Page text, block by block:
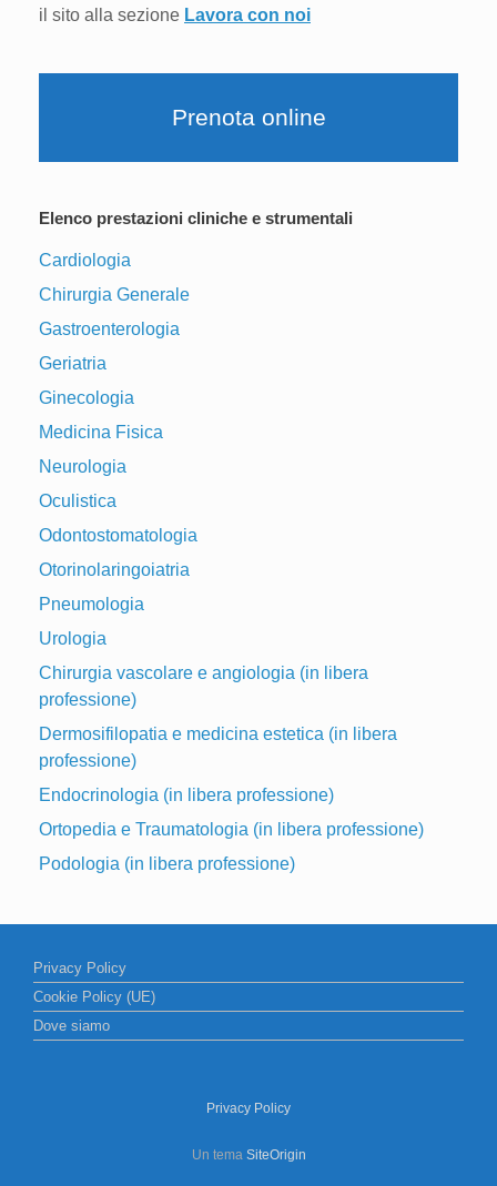
il sito alla sezione Lavora con noi
Prenota online
Elenco prestazioni cliniche e strumentali
Cardiologia
Chirurgia Generale
Gastroenterologia
Geriatria
Ginecologia
Medicina Fisica
Neurologia
Oculistica
Odontostomatologia
Otorinolaringoiatria
Pneumologia
Urologia
Chirurgia vascolare e angiologia (in libera
professione)
Dermosifilopatia e medicina estetica (in libera
professione)
Endocrinologia (in libera professione)
Ortopedia e Traumatologia (in libera professione)
Podologia (in libera professione)
Privacy Policy
Cookie Policy (UE)
Dove siamo
Privacy Policy
Un tema SiteOrigin